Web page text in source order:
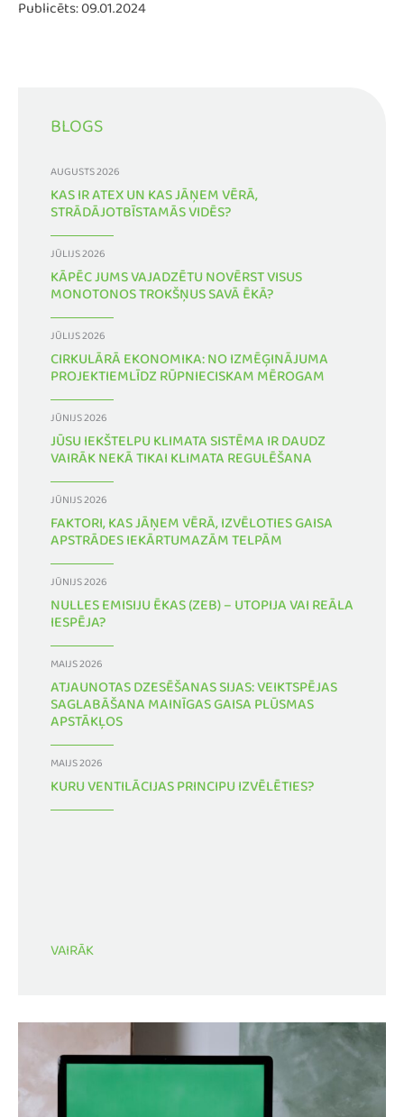
BLOGS
AUGUSTS 2026
KAS IR ATEX UN KAS JĀŅEM VĒRĀ,
STRĀDĀJOTBĪSTAMĀS VIDĒS?
JŪLIJS 2026
KĀPĒC JUMS VAJADZĒTU NOVĒRST VISUS
MONOTONOS TROKŠŅUS SAVĀ ĒKĀ?
JŪLIJS 2026
CIRKULĀRĀ EKONOMIKA: NO IZMĒĢINĀJUMA
PROJEKTIEMLĪDZ RŪPNIECISKAM MĒROGAM
JŪNIJS 2026
JŪSU IEKŠTELPU KLIMATA SISTĒMA IR DAUDZ
VAIRĀK NEKĀ TIKAI KLIMATA REGULĒŠANA
JŪNIJS 2026
FAKTORI, KAS JĀŅEM VĒRĀ, IZVĒLOTIES GAISA
APSTRĀDES IEKĀRTUMAZĀM TELPĀM
JŪNIJS 2026
NULLES EMISIJU ĒKAS (ZEB) – UTOPIJA VAI REĀLA
IESPĒJA?
MAIJS 2026
ATJAUNOTAS DZESĒŠANAS SIJAS: VEIKTSPĒJAS
SAGLABĀŠANA MAINĪGAS GAISA PLŪSMAS
APSTĀKĻOS
MAIJS 2026
KURU VENTILĀCIJAS PRINCIPU IZVĒLĒTIES?
VAIRĀK
Publicēts: 09.01.2024